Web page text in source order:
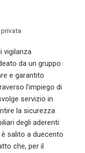
vigilanza
da un gruppo
e garantito
l'impiego di
servizio in
la sicurezza
degli aderenti
salito a duecento
che, per il